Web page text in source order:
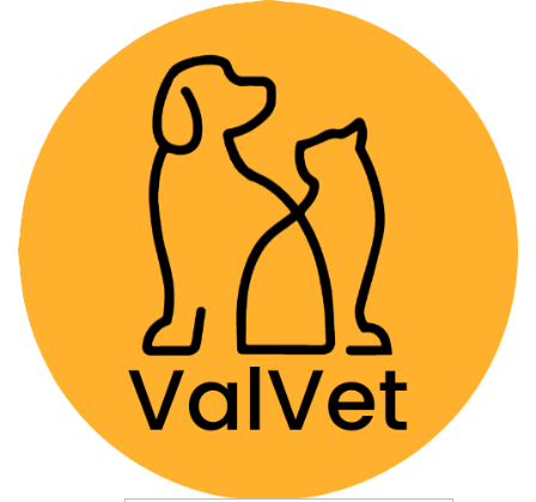
Despacho GRATIS por compras sobre
$89.990(Válido desde Coquimbo hasta Los
Lagos)
Home Blog
Blog